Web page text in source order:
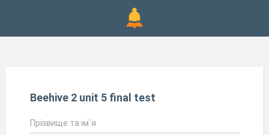
Beehive 2 unit 5 final test
Прізвище та ім`я